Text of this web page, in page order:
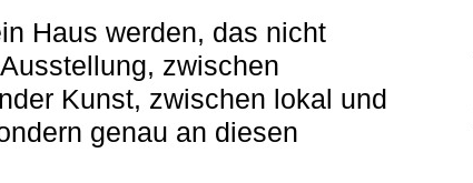
Haus werden, das nicht
zwischen
Kunst, zwischen lokal und
genau an diesen